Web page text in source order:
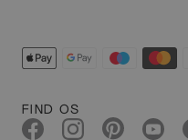
FIND OS